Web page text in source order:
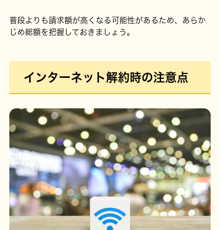
普段よりも請求額が高くなる可能性があるため、あらか
じめ総額を把握しておきましょう。
インターネット解約時の注意点